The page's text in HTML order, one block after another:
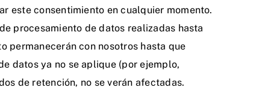
este consentimiento en cualquier momento.
procesamiento de datos realizadas hasta
permanecerán con nosotros hasta que
datos ya no se aplique (por ejemplo,
de retención, no se verán afectadas.